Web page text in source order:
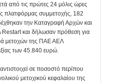
από τις πρώτες 24 μόλις ώρες
πλατφόρμας συμμετοχής, 182
την Καταγραφή Αρχών και
Restart και δήλωσαν πρόθεση για
μετοχών της ΠΑΕ ΑΕΛ
των 45.840 ευρώ.
σε ποσοστό περίπου
μετοχικού κεφαλαίου της